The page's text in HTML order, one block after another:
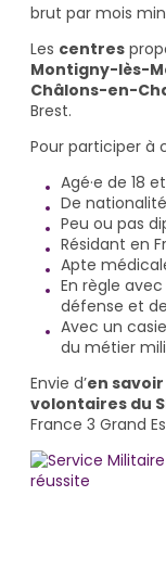
brut par mois
Les centres
Montigny-lès-
Châlons-en-
Brest.
Pour participer à
Agé·e de 18
De
Peu ou pas
Résidant en
Apte
En règle
défense et
Avec un
du métier
Envie d’en
volontaires du
France 3 Grand